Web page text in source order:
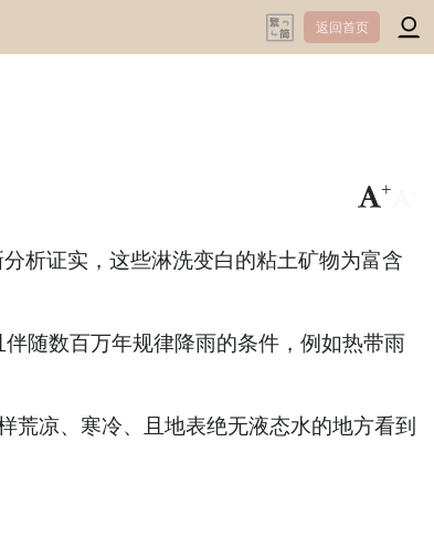
返回首页
+
析证实，这些淋洗变白的粘土矿物为富含
随数百万年规律降雨的条件，例如热带雨
凉、寒冷、且地表绝无液态水的地方看到